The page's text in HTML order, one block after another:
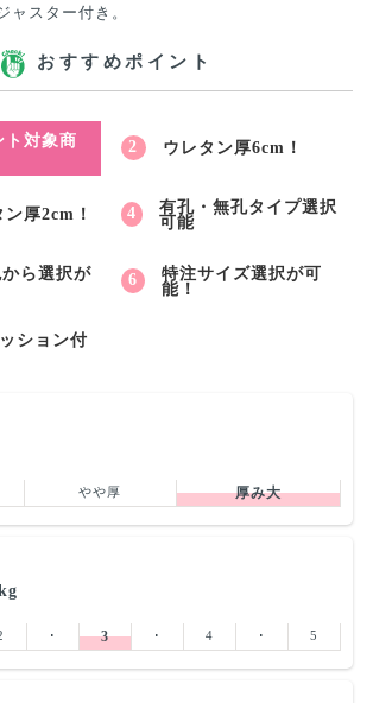
ャスター付き。
おすすめポイント
ト対象商
ウレタン厚6cm！
厚2cm！
有孔・無孔タイプ選択
可能
ら選択が
特注サイズ選択が可
能！
ション付
やや厚 厚み大
･ 3 ･ 4 ･ 5